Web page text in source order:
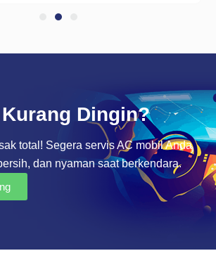
Dingin?
total! Segera servis AC mobil Anda
dan nyaman saat berkendara.